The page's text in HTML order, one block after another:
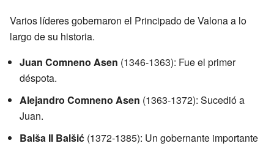
Varios líderes gobernaron el Principado de Valona a lo
largo de su historia.
Juan Comneno Asen (1346-1363): Fue el primer
déspota.
Alejandro Comneno Asen (1363-1372): Sucedió a
Juan.
Balša II Balšić (1372-1385): Un gobernante importante